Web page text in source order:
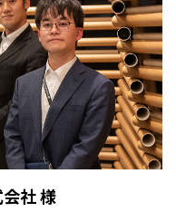
社 様